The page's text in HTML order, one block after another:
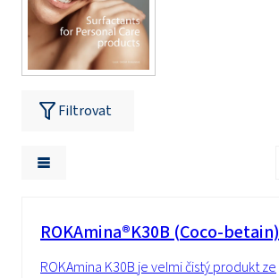
Filtrovat
ROKAmina®K30B (Coco-betain)
ROKAmina K30B je velmi čistý produkt ze